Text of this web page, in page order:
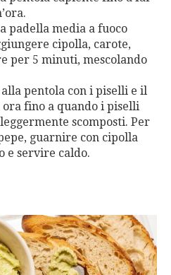
padella media a fuoco
cipolla, carote,
per 5 minuti, mescolando
pentola con i piselli e il
ora fino a quando i piselli
scomposti. Per
guarnire con cipolla
e servire caldo.